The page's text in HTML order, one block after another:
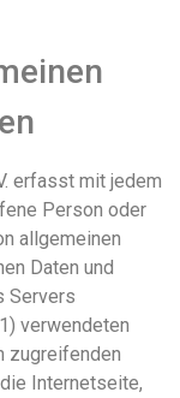
erfasst mit jedem
Person oder
allgemeinen
Daten und
Servers
verwendeten
zugreifenden
Internetseite,